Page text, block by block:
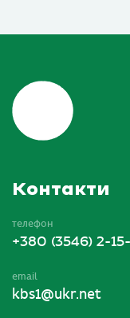
Контакти
телефон
+380 (3546) 2-
email
kbs1@ukr.net